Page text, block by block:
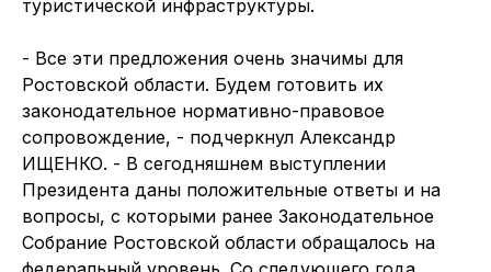
туристической инфраструктуры.
- Все эти предложения очень значимы для
Ростовской области. Будем готовить их
законодательное нормативно-правовое
сопровождение, - подчеркнул Александр
ИЩЕНКО. - В сегодняшнем выступлении
Президента даны положительные ответы и на
вопросы, с которыми ранее Законодательное
Собрание Ростовской области обращалось на